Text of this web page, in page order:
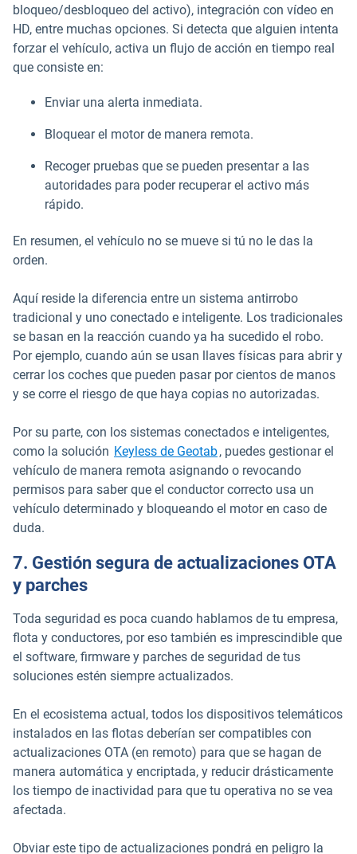
bloqueo/desbloqueo del activo), integración con vídeo en
HD, entre muchas opciones. Si detecta que alguien intenta
forzar el vehículo, activa un flujo de acción en tiempo real
que consiste en:
Enviar una alerta inmediata.
Bloquear el motor de manera remota.
Recoger pruebas que se pueden presentar a las
autoridades para poder recuperar el activo más
rápido.
En resumen, el vehículo no se mueve si tú no le das la
orden.
Aquí reside la diferencia entre un sistema antirrobo
tradicional y uno conectado e inteligente. Los tradicionales
se basan en la reacción cuando ya ha sucedido el robo.
Por ejemplo, cuando aún se usan llaves físicas para abrir y
cerrar los coches que pueden pasar por cientos de manos
y se corre el riesgo de que haya copias no autorizadas.
Por su parte, con los sistemas conectados e inteligentes,
como la solución Keyless de Geotab, puedes gestionar el
vehículo de manera remota asignando o revocando
permisos para saber que el conductor correcto usa un
vehículo determinado y bloqueando el motor en caso de
duda.
7. Gestión segura de actualizaciones OTA
y parches
Toda seguridad es poca cuando hablamos de tu empresa,
flota y conductores, por eso también es imprescindible que
el software, firmware y parches de seguridad de tus
soluciones estén siempre actualizados.
En el ecosistema actual, todos los dispositivos telemáticos
instalados en las flotas deberían ser compatibles con
actualizaciones OTA (en remoto) para que se hagan de
manera automática y encriptada, y reducir drásticamente
los tiempo de inactividad para que tu operativa no se vea
afectada.
Obviar este tipo de actualizaciones pondrá en peligro la